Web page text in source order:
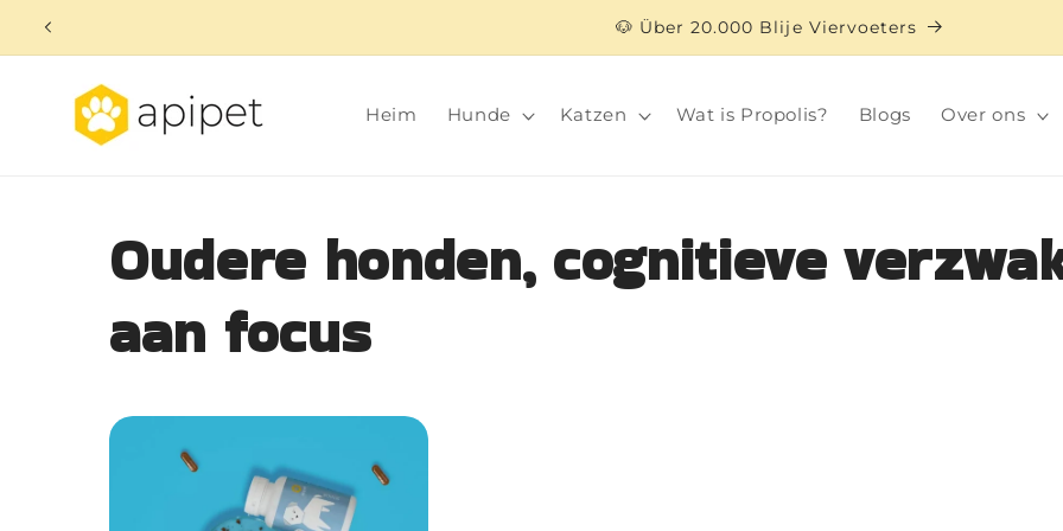
zum
Inhalt
🐶 Über 20.000 Blije Viervoeters
Heim Hunde Katzen Wat is Propolis? Blogs Over ons
Oudere honden, cognitieve
aan focus